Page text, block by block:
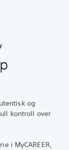
og
kontroll over
i MyCAREER,